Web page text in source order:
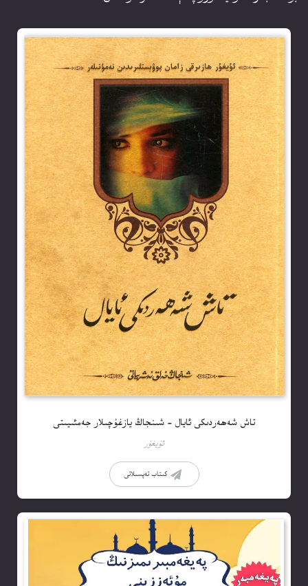
تاش شەھەردىكى ئايال – شىنجاڭ يازغۇچىلار جەمئىيىتى
ئۇيغۇر
كىتاب تەپسىلاتى